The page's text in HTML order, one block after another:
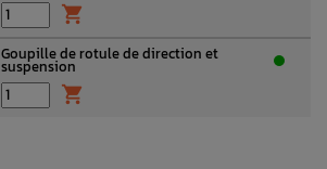

Goupille de rotule de direction et
suspension
